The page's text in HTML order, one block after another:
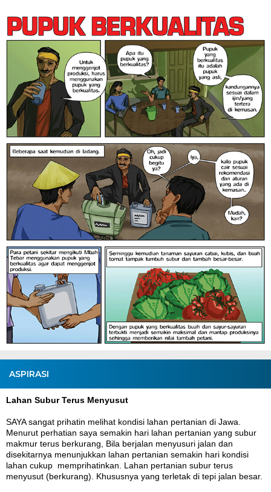
ASPIRASI
Lahan Subur Terus Menyusut
SAYA sangat prihatin melihat kondisi lahan pertanian di Jawa.
Menurut perhatian saya semakin hari lahan pertanian yang subur
makmur terus berkurang, Bila berjalan menyusuri jalan dan
disekitarnya menunjukkan lahan pertanian semakin hari kondisi
lahan cukup memprihatinkan. Lahan pertanian subur terus
menyusut (berkurang). Khususnya yang terletak di tepi jalan besar.